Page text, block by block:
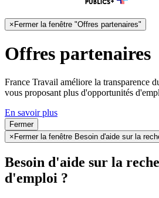
×Fermer la fenêtre "Offres partenaires"
Offres partenaires
France Travail améliore la transparence
vous proposant plus d'opportunités
En savoir plus
Fermer
× Fermer la fenêtre Besoin d'aide sur la
Besoin d'aide sur la
d'emploi ?